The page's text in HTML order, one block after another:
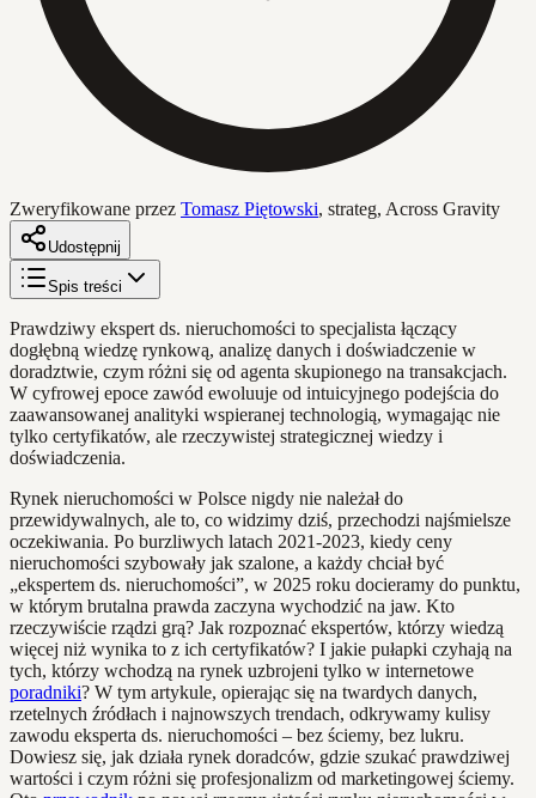
Zweryfikowane przez Tomasz Piętowski, strateg, Across Gravity
Udostępnij
Spis treści
Prawdziwy ekspert ds. nieruchomości to specjalista łączący
dogłębną wiedzę rynkową, analizę danych i doświadczenie w
doradztwie, czym różni się od agenta skupionego na transakcjach.
W cyfrowej epoce zawód ewoluuje od intuicyjnego podejścia do
zaawansowanej analityki wspieranej technologią, wymagając nie
tylko certyfikatów, ale rzeczywistej strategicznej wiedzy i
doświadczenia.
Rynek nieruchomości w Polsce nigdy nie należał do
przewidywalnych, ale to, co widzimy dziś, przechodzi najśmielsze
oczekiwania. Po burzliwych latach 2021-2023, kiedy ceny
nieruchomości szybowały jak szalone, a każdy chciał być
„ekspertem ds. nieruchomości”, w 2025 roku docieramy do punktu,
w którym brutalna prawda zaczyna wychodzić na jaw. Kto
rzeczywiście rządzi grą? Jak rozpoznać ekspertów, którzy wiedzą
więcej niż wynika to z ich certyfikatów? I jakie pułapki czyhają na
tych, którzy wchodzą na rynek uzbrojeni tylko w internetowe
poradniki? W tym artykule, opierając się na twardych danych,
rzetelnych źródłach i najnowszych trendach, odkrywamy kulisy
zawodu eksperta ds. nieruchomości – bez ściemy, bez lukru.
Dowiesz się, jak działa rynek doradców, gdzie szukać prawdziwej
wartości i czym różni się profesjonalizm od marketingowej ściemy.